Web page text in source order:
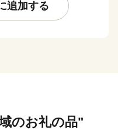
お願いします。
up.co.jp
追加する
のお礼の品"